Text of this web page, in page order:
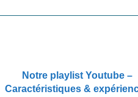
Notre playlist Youtube –
Caractéristiques &